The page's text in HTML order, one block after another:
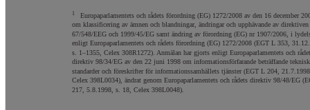
1
Europaparlamentets och rådets förordning (EG) 1272/2008 av den 16 december
om klassificering av ämnen och blandningar, ändringar och upphävande av direktiven
67/548/EEG och 1999/45/EG samt ändring av förordning (EG) nr 1907/2006, i
enligt Europaparlamentets och rådets förordning (EG) 1272/2008 (EGT L 353,
s. 1–1355, Celex 308R1272). Anmälan har gjorts enligt Europaparlamentets och
direktiv 98/34/EG av den 22 juni 1998 om informationsförfarande beträffande
standarder och föreskrifter för informationssamhällets tjänster (EGT L 204,
Celex 398L0034), ändrat genom Europaparlamentets och rådets direktiv 98/48/EG
217, 5.8.1998, s. 18, Celex 398L0048).